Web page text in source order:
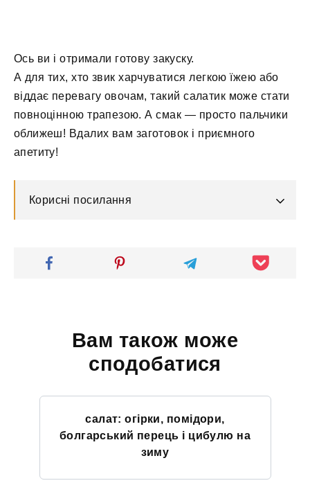
Ось ви і отримали готову закуску.
А для тих, хто звик харчуватися легкою їжею або
віддає перевагу овочам, такий салатик може стати
повноцінною трапезою. А смак — просто пальчики
оближеш! Вдалих вам заготовок і приємного
апетиту!
Корисні посилання
Вам також може
сподобатися
салат: огірки, помідори,
болгарський перець і цибулю на
зиму